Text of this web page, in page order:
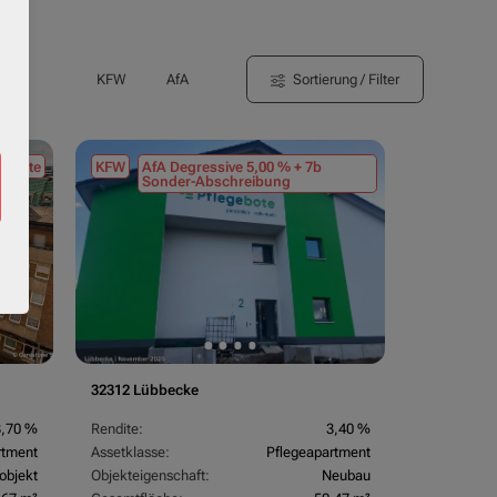
KFW AfA Sortierung / Filter
%
KFW
AfA Degressive 5,00 % + 7b
Sonder-Abschreibung
32312 Lübbecke
Rendite:
3,40 %
Assetklasse:
Pflegeapartment
Objekteigenschaft:
Neubau